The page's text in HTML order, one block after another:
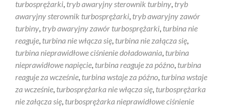
turbosprężarki, tryb awaryjny sterownik turbiny, tryb
awaryjny sterownik turbosprężarki, tryb awaryjny zawór
turbiny, tryb awaryjny zawór turbosprężarki, turbina nie
reaguje, turbina nie włącza się, turbina nie załącza się,
turbina nieprawidłowe ciśnienie doładowania, turbina
nieprawidłowe napięcie, turbina reaguje za późno, turbina
reaguje za wcześnie, turbina wstaje za późno, turbina wstaje
za wcześnie, turbosprężarka nie włącza się, turbosprężarka
nie załącza się, turbosprężarka nieprawidłowe ciśnienie